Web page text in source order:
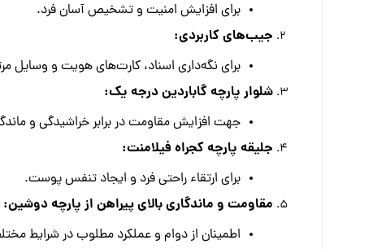
برای افزایش امنیت و تشخیص آسان فرد.
جیب‌های کاربردی:
برای نگه‌داری اسناد، کارت‌های هویت و وسایل
شلوار پارچه گاباردین درجه یک:
جهت افزایش مقاومت در برابر خراشیدگی و
جلیقه پارچه کجراه فیلامنت:
برای ارتقاء راحتی فرد و ایجاد تنفس پوست.
مقاومت و ماندگاری بالای پیراهن از پارچه دوشین:
اطمینان از دوام و عملکرد مطلوب در شرایط